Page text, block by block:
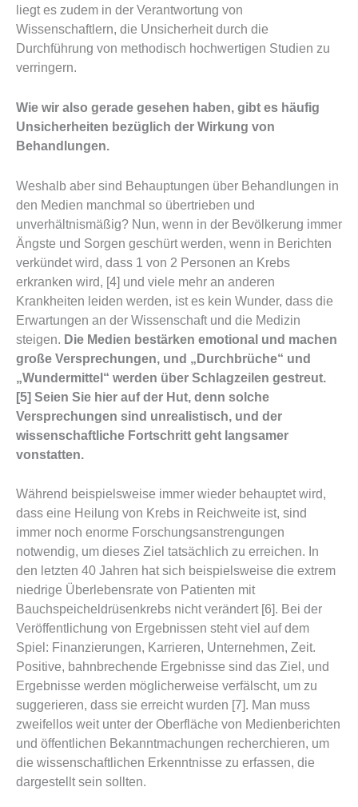
liegt es zudem in der Verantwortung von
Wissenschaftlern, die Unsicherheit durch die
Durchführung von methodisch hochwertigen Studien zu
verringern.
Wie wir also gerade gesehen haben, gibt es häufig
Unsicherheiten bezüglich der Wirkung von
Behandlungen.
Weshalb aber sind Behauptungen über Behandlungen in
den Medien manchmal so übertrieben und
unverhältnismäßig? Nun, wenn in der Bevölkerung immer
Ängste und Sorgen geschürt werden, wenn in Berichten
verkündet wird, dass 1 von 2 Personen an Krebs
erkranken wird, [4] und viele mehr an anderen
Krankheiten leiden werden, ist es kein Wunder, dass die
Erwartungen an der Wissenschaft und die Medizin
steigen. Die Medien bestärken emotional und machen
große Versprechungen, und „Durchbrüche“ und
„Wundermittel“ werden über Schlagzeilen gestreut.
[5] Seien Sie hier auf der Hut, denn solche
Versprechungen sind unrealistisch, und der
wissenschaftliche Fortschritt geht langsamer
vonstatten.
Während beispielsweise immer wieder behauptet wird,
dass eine Heilung von Krebs in Reichweite ist, sind
immer noch enorme Forschungsanstrengungen
notwendig, um dieses Ziel tatsächlich zu erreichen. In
den letzten 40 Jahren hat sich beispielsweise die extrem
niedrige Überlebensrate von Patienten mit
Bauchspeicheldrüsenkrebs nicht verändert [6]. Bei der
Veröffentlichung von Ergebnissen steht viel auf dem
Spiel: Finanzierungen, Karrieren, Unternehmen, Zeit.
Positive, bahnbrechende Ergebnisse sind das Ziel, und
Ergebnisse werden möglicherweise verfälscht, um zu
suggerieren, dass sie erreicht wurden [7]. Man muss
zweifellos weit unter der Oberfläche von Medienberichten
und öffentlichen Bekanntmachungen recherchieren, um
die wissenschaftlichen Erkenntnisse zu erfassen, die
dargestellt sein sollten.